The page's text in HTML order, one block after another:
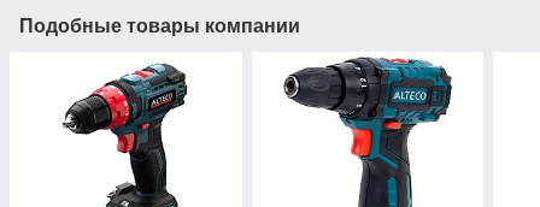
Подобные товары компании